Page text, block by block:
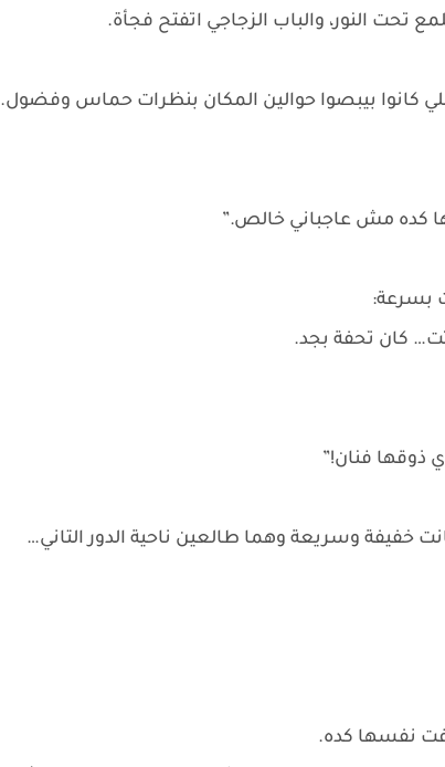
تحت النور، والباب الزجاجي اتفتح فجأة.
كانوا بيبصوا حوالين المكان بنظرات حماس وفضول.
كده مش عاجباني خالص.”
بسرعة:
كان تحفة بجد.
ذوقها فنان!”
وسريعة وهما طالعين ناحية الدور التاني…
نفسها كده.